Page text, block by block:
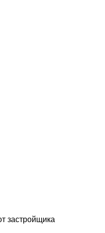
застройщика